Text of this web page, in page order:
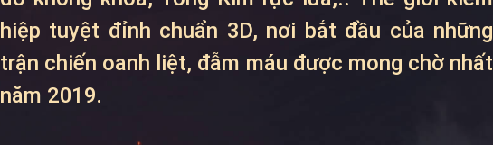
hiệp tuyệt đỉnh chuẩn 3D, nơi bắt đầu của những
trận chiến oanh liệt, đẫm máu được mong chờ nhất
năm 2019.